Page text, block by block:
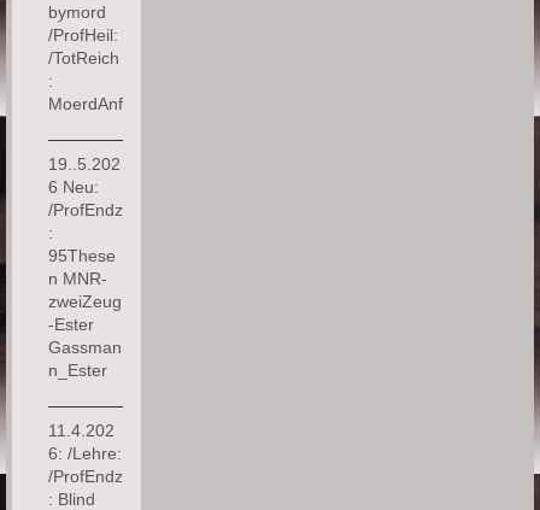
bymord
/ProfHeil:
/TotReich
:
MoerdAnf
19..5.202
6 Neu:
/ProfEndz
:
95These
n MNR-
zweiZeug
-Ester
Gassman
n_Ester
11.4.202
6: /Lehre:
/ProfEndz
: Blind